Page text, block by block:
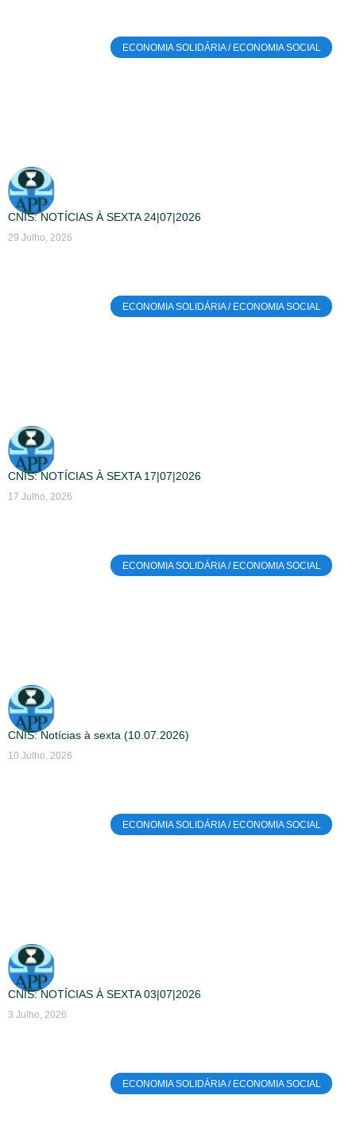
ECONOMIA SOLIDÁRIA / ECONOMIA SOCIAL
CNIS: NOTÍCIAS À SEXTA 24|07|2026
29 Julho, 2026
ECONOMIA SOLIDÁRIA / ECONOMIA SOCIAL
CNIS: NOTÍCIAS À SEXTA 17|07|2026
17 Julho, 2026
ECONOMIA SOLIDÁRIA / ECONOMIA SOCIAL
CNIS: Notícias à sexta (10.07.2026)
10 Julho, 2026
ECONOMIA SOLIDÁRIA / ECONOMIA SOCIAL
CNIS: NOTÍCIAS À SEXTA 03|07|2026
3 Julho, 2026
ECONOMIA SOLIDÁRIA / ECONOMIA SOCIAL